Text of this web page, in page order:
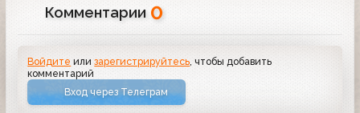
Комментарии 0
Войдите илизарегистрируйтесь , чтобы добавить
комментарий
Вход через Телеграм